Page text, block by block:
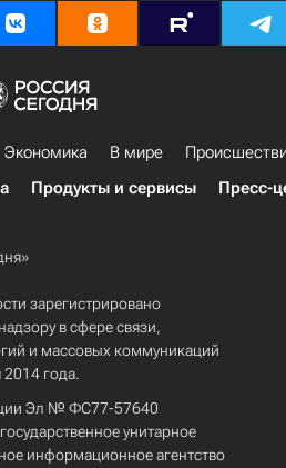
Экономика В мире
Продукты и сервисы Пресс-
зарегистрировано
в сфере связи,
и массовых коммуникаций
года.
Эл № ФС77-57640
унитарное
информационное агентство